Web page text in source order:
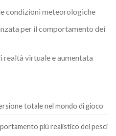
condizioni meteorologiche
per il comportamento dei
virtuale e aumentata
totale nel mondo di gioco
più realistico dei pesci